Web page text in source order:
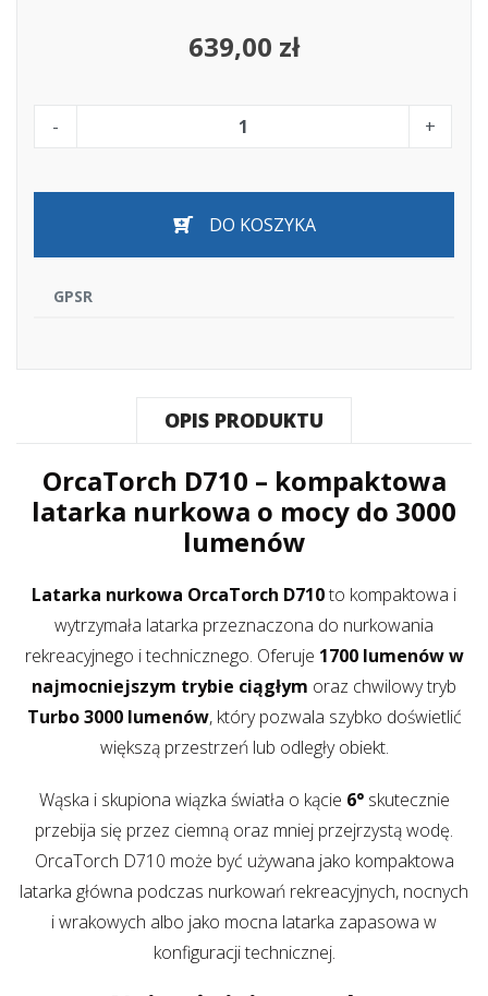
639,00 zł
- +
DO KOSZYKA
GPSR
OPIS PRODUKTU
OrcaTorch D710 – kompaktowa
latarka nurkowa o mocy do 3000
lumenów
Latarka nurkowa OrcaTorch D710to kompaktowa i
wytrzymała latarka przeznaczona do nurkowania
rekreacyjnego i technicznego. Oferuje 1700 lumenów w
najmocniejszym trybie ciągłym oraz chwilowy tryb
Turbo 3000 lumenów, który pozwala szybko doświetlić
większą przestrzeń lub odległy obiekt.
Wąska i skupiona wiązka światła o kącie 6°skutecznie
przebija się przez ciemną oraz mniej przejrzystą wodę.
OrcaTorch D710 może być używana jako kompaktowa
latarka główna podczas nurkowań rekreacyjnych, nocnych
i wrakowych albo jako mocna latarka zapasowa w
konfiguracji technicznej.